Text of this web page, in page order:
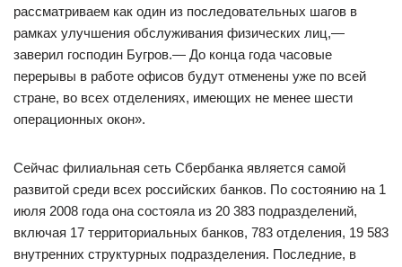
рассматриваем как один из последовательных шагов в
рамках улучшения обслуживания физических лиц,—
заверил господин Бугров.— До конца года часовые
перерывы в работе офисов будут отменены уже по всей
стране, во всех отделениях, имеющих не менее шести
операционных окон».
Сейчас филиальная сеть Сбербанка является самой
развитой среди всех российских банков. По состоянию на 1
июля 2008 года она состояла из 20 383 подразделений,
включая 17 территориальных банков, 783 отделения, 19 583
внутренних структурных подразделения. Последние, в